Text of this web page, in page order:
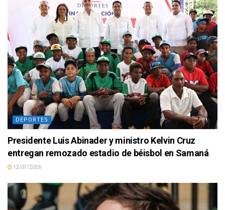
DEPORTES
Presidente Luis Abinader y ministro Kelvin Cruz
entregan remozado estadio de béisbol en Samaná
12/07/2026